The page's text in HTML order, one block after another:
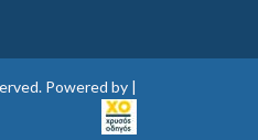
Powered by |